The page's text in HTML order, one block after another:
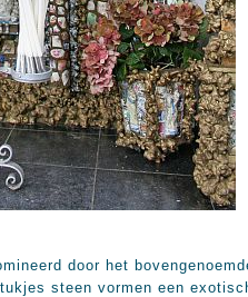
door het
steen vormen een